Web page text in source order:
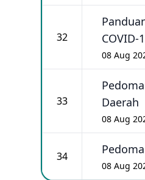
32
COVID-
08 Aug
33
Daerah
08 Aug
34
08 Aug